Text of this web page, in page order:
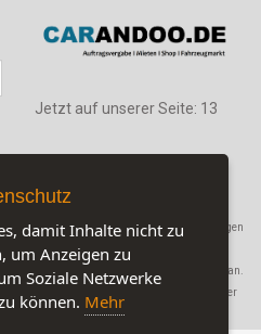
Jetzt auf unserer Seite: 13
Namen und Warenbezeichnungen
jeweiligen Firmen.
unsere
AGB Datenschutzerklärung
an.
für Schäden, die durch den Gebrauch dieser
damit Inhalte nicht zu
um Anzeigen zu
Soziale Netzwerke
können. Mehr